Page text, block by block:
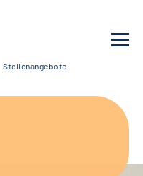
Stellenangebote